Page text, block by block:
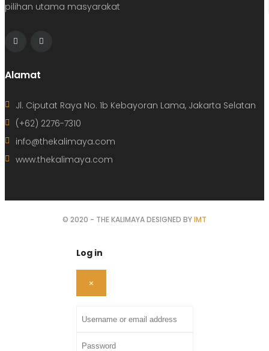
pilihan utama masyarakat
Alamat
Jl. Ciputat Raya No. 1b Kebayoran Lama, Jakarta Selatan
(+62) 2276-7310
info@thekalimaya.com
www.thekalimaya.com
© 2020 - THE KALIMAYA DESIGNED BYIMT
Log in
×